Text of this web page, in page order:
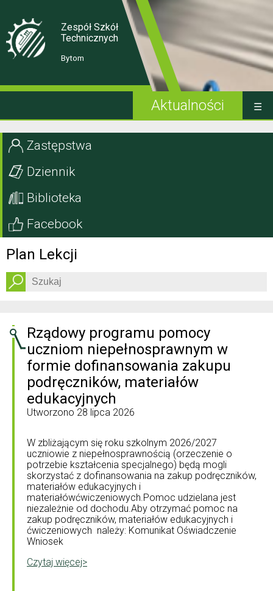
Content
navigation
Zespół Szkół
Technicznych
Bytom
Aktualności
Kandydat
Zastępstwa
Dziennik
Biblioteka
Facebook
Plan Lekcji
Rządowy programu pomocy
uczniom niepełnosprawnym w
formie dofinansowania zakupu
podręczników, materiałów
edukacyjnych
Utworzono 28 lipca 2026
W zbliżającym się roku szkolnym 2026/2027
uczniowie z niepełnosprawnością (orzeczenie o
potrzebie kształcenia specjalnego) będą mogli
skorzystać z dofinansowania na zakup podręczników,
materiałów edukacyjnych i
materiałówćwiczeniowych.Pomoc udzielana jest
niezależnie od dochodu.Aby otrzymać pomoc na
zakup podręczników, materiałów edukacyjnych i
ćwiczeniowych należy: Komunikat Oświadczenie
Wniosek
Czytaj więcej>